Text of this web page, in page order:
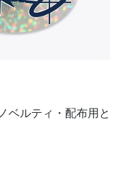
ベルティ・配布用と